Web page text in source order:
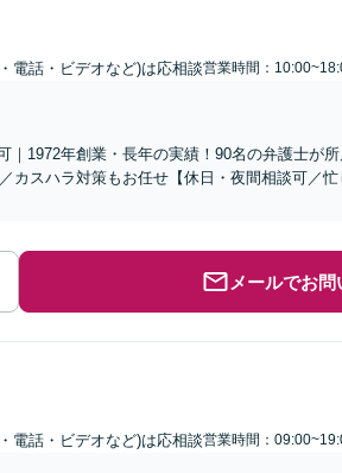
電話・ビデオなど)は応相談営業時間：
｜1972年創業・長年の実績！90名の弁護士が
カスハラ対策もお任せ【休日・夜間相談可／
メールでお
電話・ビデオなど)は応相談営業時間：